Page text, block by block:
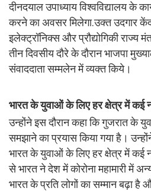
दीनदयाल उपाध्याय विश्वविद्यालय के
करने का अवसर मिलेगा.उक्त उदगार
इलेक्ट्रॉनिक्स और प्रौद्योगिकी राज्य
तीन दिवसीय दौरे के दौरान भाजपा
संवाददाता सम्मलेन में व्यक्त किये।
भारत के युवाओं के लिए हर क्षेत्र में कई
उन्होंने इस दौरान कहा कि गुजरात के
समझाने का प्रयास किया गया है।
भारत के युवाओं के लिए हर क्षेत्र में
से भारत ने देश में कोरोना महामारी में
भारत के प्रति लोगों का सम्मान बढ़ा है